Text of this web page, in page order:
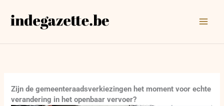
naar
Zijn de gemeenteraadsverkiezingen het moment voor echte
verandering in het openbaar vervoer?